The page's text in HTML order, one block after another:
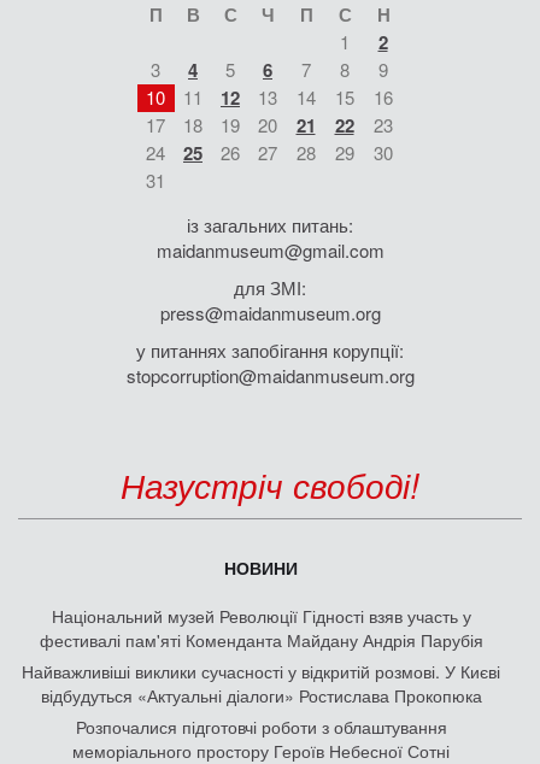
П В С Ч П С Н
1 2
3 4 5 6 7 8
9
10
11 12 13 14 15
16
17
18 19 20 21 22
23
24
25 26 27 28 29
30
31
із загальних питань:
maidanmuseum@gmail.com
для ЗМІ:
press@maidanmuseum.org
у питаннях запобігання корупції:
stopcorruption@maidanmuseum.org
Назустріч свободі!
НОВИНИ
Національний музей Революції Гідності взяв участь у
фестивалі пам'яті Коменданта Майдану Андрія Парубія
Найважливіші виклики сучасності у відкритій розмові. У Києві
відбудуться «Актуальні діалоги» Ростислава Прокопюка
Розпочалися підготовчі роботи з облаштування
меморіального простору Героїв Небесної Сотні